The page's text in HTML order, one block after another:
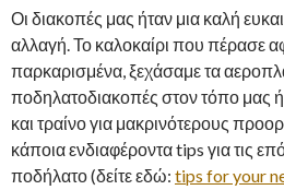
Οι διακοπές μας ήταν μια καλή
αλλαγή. Το καλοκαίρι που πέρασε
παρκαρισμένα, ξεχάσαμε τα
ποδηλατοδιακοπές στον τόπο μας
και τραίνο για μακρινότερους
κάποια ενδιαφέροντα tips για τις
ποδήλατο (δείτε εδώ: tips for your